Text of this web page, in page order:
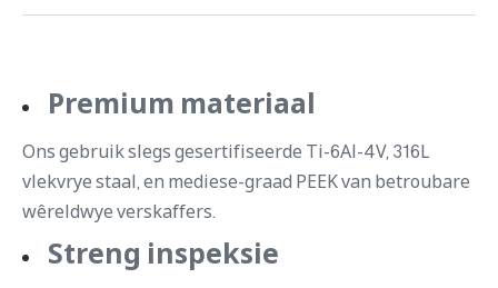
Premium materiaal
Ons gebruik slegs gesertifiseerde Ti-6Al-4V, 316L
vlekvrye staal, en mediese-graad PEEK van betroubare
wêreldwye verskaffers.
Streng inspeksie